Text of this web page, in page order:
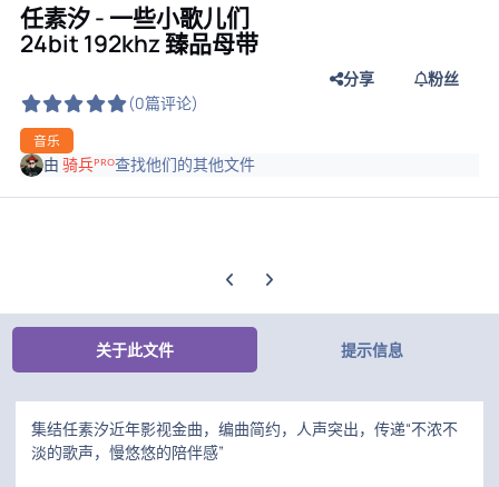
任素汐 - 一些小歌儿们
24bit 192khz 臻品母带
(0篇评论)
音乐
分享 粉丝
由骑兵ᴾᴿᴼ查找他们的其他文件
上一张轮播幻灯片
下一张轮播幻灯片
关于此文件 提示信息
集结任素汐近年影视金曲，编曲简约，人声突出，传递“不浓不
淡的歌声，慢悠悠的陪伴感”